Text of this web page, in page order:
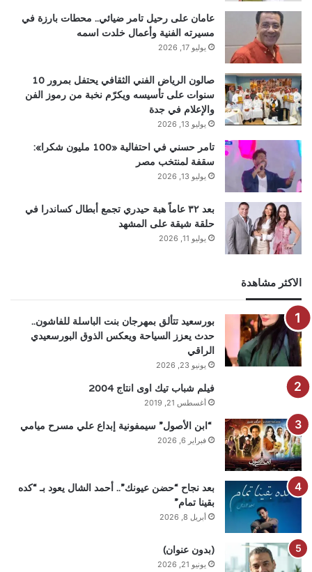
عامان على رحيل تامر ضيائي.. محطات بارزة في
مسيرته الفنية وأعمال خلدت اسمه
يوليو 17, 2026
صالون الرياض الفني الثقافي يحتفل بمرور 10
سنوات على تأسيسه ويكرّم نخبة من رموز الفن
والإعلام في جدة
يوليو 13, 2026
تامر حسني في احتفالية «100 مليون شكرا»:
سقفة لمنتخب مصر
يوليو 13, 2026
بعد ٣٢ عاماً هبة حيدري تجمع أبطال كساندرا في
حلقة شيقة على المشهد
يوليو 11, 2026
الاكثر مشاهدة
بورسعيد تتألق بمهرجان بنت الباسلة للفاشون..
حدث يعزز السياحة ويعكس الذوق البورسعيدي
الراقي
يونيو 23, 2026
فيلم شباب تيك اوى انتاج 2004
أغسطس 21, 2019
“ابن الأصول” سيمفونية إبداع علي مسرح ميامي
فبراير 6, 2026
بعد نجاح “حضن عيونك”.. أحمد الشال يعود بـ “كده
بقينا تمام”
أبريل 8, 2026
(بدون عنوان)
يونيو 21, 2026